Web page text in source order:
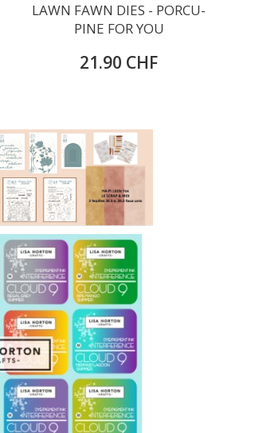
LAWN FAWN DIES - PORCU-
PINE FOR YOU
21.90 CHF